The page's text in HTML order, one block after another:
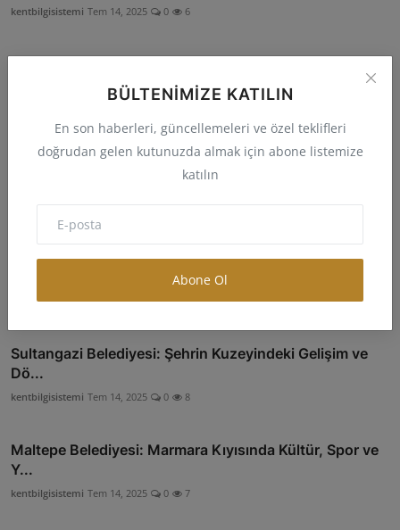
BÜLTENIMIZE KATILIN
En son haberleri, güncellemeleri ve özel teklifleri
doğrudan gelen kutunuzda almak için abone listemize
katılın
Abone Ol
kentbilgisistemi Tem 14, 2025 0 6
Zeytinburnu Belediyesi: Surların Eteğinde Tarih,
kentbilgisistemi Tem 14, 2025 0 15
Kadıköy Belediyesi: Anadolu Yakası'nın Kültür, Sanat
kentbilgisistemi Tem 14, 2025 0 9
Sultangazi Belediyesi: Şehrin Kuzeyindeki Gelişim ve
Dö...
kentbilgisistemi Tem 14, 2025 0 8
Maltepe Belediyesi: Marmara Kıyısında Kültür, Spor ve
Y...
kentbilgisistemi Tem 14, 2025 0 7